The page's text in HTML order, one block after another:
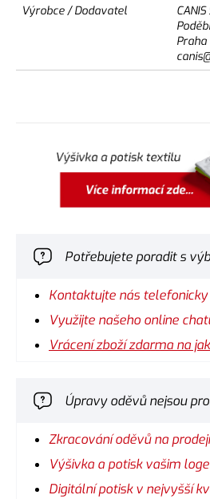
Výrobce / Dodavatel
Praha
Potřebujete poradit s
Kontaktujte nás
Využijte našeho online
Vrácení zboží zdarma na
Úpravy oděvů nejsou
Zkracování oděvů na
Výšivka a potisk vašim
Digitální potisk v nejvyšší